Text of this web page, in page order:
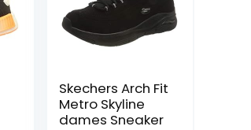
Skechers Arch Fit
Metro Skyline
dames Sneaker